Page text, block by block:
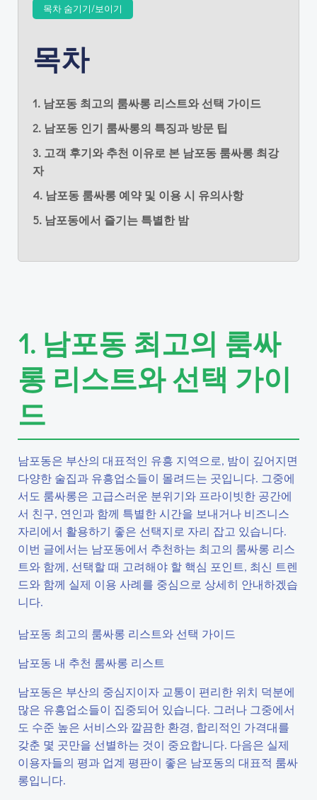
목차 숨기기/보이기
목차
1. 남포동 최고의 룸싸롱 리스트와 선택 가이드
2. 남포동 인기 룸싸롱의 특징과 방문 팁
3. 고객 후기와 추천 이유로 본 남포동 룸싸롱 최강
자
4. 남포동 룸싸롱 예약 및 이용 시 유의사항
5. 남포동에서 즐기는 특별한 밤
1. 남포동 최고의 룸싸
롱 리스트와 선택 가이
드
남포동은 부산의 대표적인 유흥 지역으로, 밤이 깊어지면
다양한 술집과 유흥업소들이 몰려드는 곳입니다. 그중에
서도 룸싸롱은 고급스러운 분위기와 프라이빗한 공간에
서 친구, 연인과 함께 특별한 시간을 보내거나 비즈니스
자리에서 활용하기 좋은 선택지로 자리 잡고 있습니다.
이번 글에서는 남포동에서 추천하는 최고의 룸싸롱 리스
트와 함께, 선택할 때 고려해야 할 핵심 포인트, 최신 트렌
드와 함께 실제 이용 사례를 중심으로 상세히 안내하겠습
니다.
남포동 최고의 룸싸롱 리스트와 선택 가이드
남포동 내 추천 룸싸롱 리스트
남포동은 부산의 중심지이자 교통이 편리한 위치 덕분에
많은 유흥업소들이 집중되어 있습니다. 그러나 그중에서
도 수준 높은 서비스와 깔끔한 환경, 합리적인 가격대를
갖춘 몇 곳만을 선별하는 것이 중요합니다. 다음은 실제
이용자들의 평과 업계 평판이 좋은 남포동의 대표적 룸싸
롱입니다.